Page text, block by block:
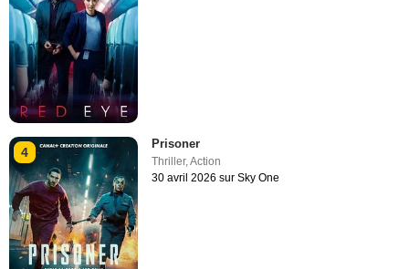
4
Prisoner
Thriller,Action
30 avril 2026 sur Sky One